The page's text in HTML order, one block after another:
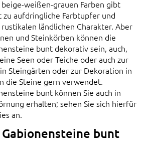
weißen-grauen Farben gibt
zu aufdringliche Farbtupfer und
ländlichen Charakter. Aber
und Steinkörben können die
bunt dekorativ sein, auch,
Seen oder Teiche oder auch zur
Steingärten oder zur Dekoration in
die Steine gern verwendet.
bunt können Sie auch in
erhalten; sehen Sie sich hierfür
an.
bunt